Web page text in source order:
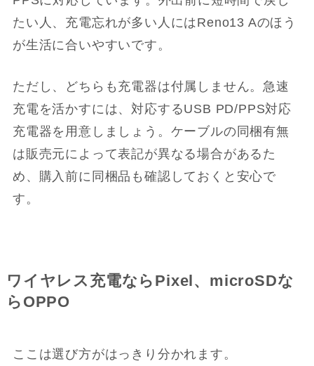
たい人、充電忘れが多い人にはReno13 Aのほう
が生活に合いやすいです。
ただし、どちらも充電器は付属しません。急速
充電を活かすには、対応するUSB PD/PPS対応
充電器を用意しましょう。ケーブルの同梱有無
は販売元によって表記が異なる場合があるた
め、購入前に同梱品も確認しておくと安心で
す。
ワイヤレス充電ならPixel、microSDな
らOPPO
ここは選び方がはっきり分かれます。